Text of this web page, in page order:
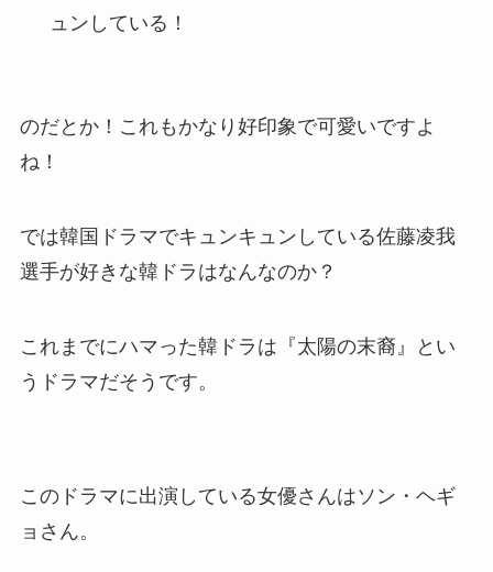
ュンしている！
のだとか！これもかなり好印象で可愛いですよ
ね！
では韓国ドラマでキュンキュンしている佐藤凌我
選手が好きな韓ドラはなんなのか？
これまでにハマった韓ドラは『太陽の末裔』とい
うドラマだそうです。
このドラマに出演している女優さんはソン・ヘギ
ョさん。